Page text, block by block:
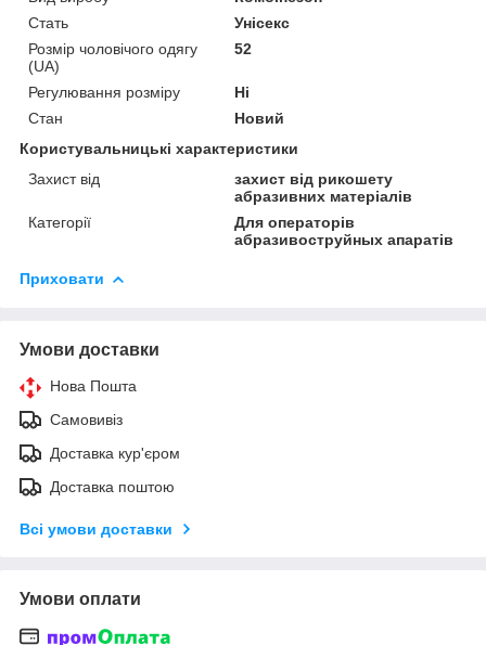
Стать
Унісекс
Розмір чоловічого одягу
(UA)
52
Регулювання розміру
Ні
Стан
Новий
Користувальницькі характеристики
Захист від
захист від рикошету
абразивних матеріалів
Категорії
Для операторів
абразивоструйных апаратів
Приховати
Умови доставки
Нова Пошта
Самовивіз
Доставка кур'єром
Доставка поштою
Всі умови доставки
Умови оплати